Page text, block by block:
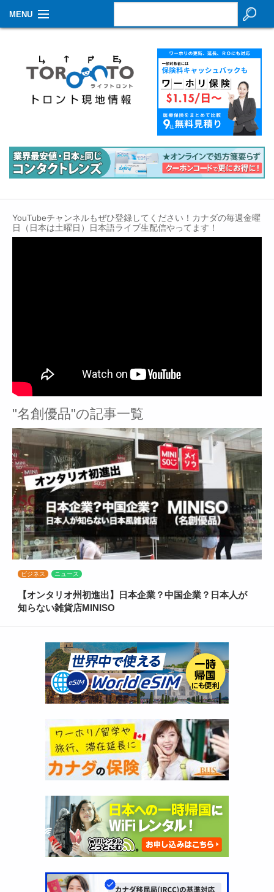
MENU
生活情報
その他
イベントカレンダー
About Us
YouTubeチャンネルもぜひ登録してください！カナダの毎週金曜
日（日本は土曜日）日本語ライブ生配信やってます！
"名創優品"の記事一覧
ビジネス ニュース
【オンタリオ州初進出】日本企業？中国企業？日本人が
知らない雑貨店MINISO